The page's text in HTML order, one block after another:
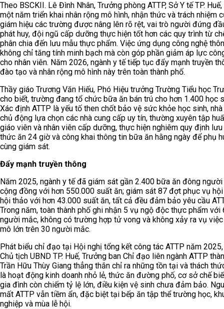
Theo BSCKII. Lê Đình Nhân, Trưởng phòng ATTP, Sở Y tế TP.
một năm triển khai nhân rộng mô hình, nhận thức và trách nhiệm
giám hiệu các trường được nâng lên rõ rệt, vai trò người đứng
phát huy, đội ngũ cấp dưỡng thực hiện tốt hơn các quy trình từ
phân chia đến lưu mẫu thực phẩm. Việc ứng dụng công nghệ
không chỉ tăng tính minh bạch mà còn góp phần giảm áp lực
cho nhân viên. Năm 2026, ngành y tế tiếp tục đẩy mạnh truyền
đào tạo và nhân rộng mô hình này trên toàn thành phố.
Thầy giáo Trương Văn Hiếu, Phó Hiệu trưởng Trường Tiểu học
cho biết, trường đang tổ chức bữa ăn bán trú cho hơn 1.400 học
Xác định ATTP là yếu tố then chốt bảo vệ sức khỏe học sinh,
chủ động lựa chọn các nhà cung cấp uy tín, thường xuyên tập
giáo viên và nhân viên cấp dưỡng, thực hiện nghiêm quy định
thức ăn 24 giờ và công khai thông tin bữa ăn hằng ngày để phụ
cùng giám sát.
Đẩy mạnh truyền thông
Năm 2025, ngành y tế đã giám sát gần 2.400 bữa ăn đông
cộng đồng với hơn 550.000 suất ăn; giám sát 87 đợt phục vụ hội
hội thảo với hơn 43.000 suất ăn, tất cả đều đảm bảo yêu cầu
Trong năm, toàn thành phố ghi nhận 5 vụ ngộ độc thực phẩm với
người mắc, không có trường hợp tử vong và không xảy ra vụ
mô lớn trên 30 người mắc.
Phát biểu chỉ đạo tại Hội nghị tổng kết công tác ATTP năm
Chủ tịch UBND TP. Huế, Trưởng ban Chỉ đạo liên ngành ATTP
Trần Hữu Thùy Giang thẳng thắn chỉ ra những tồn tại và thách
là hoạt động kinh doanh nhỏ lẻ, thức ăn đường phố, cơ sở chế
gia đình còn chiếm tỷ lệ lớn, điều kiện vệ sinh chưa đảm bảo.
mất ATTP vẫn tiềm ẩn, đặc biệt tại bếp ăn tập thể trường học,
nghiệp và mùa lễ hội.